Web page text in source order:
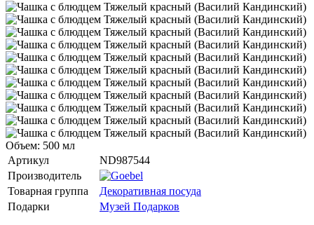
Объем: 500 мл
Артикул
ND987544
Производитель
Товарная группа
Декоративная посуда
Подарки
Музей Подарков